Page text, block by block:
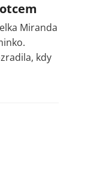
Miranda
kdy